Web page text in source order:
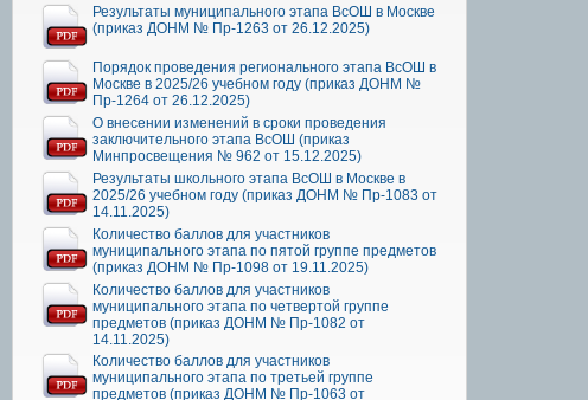
Результаты муниципального этапа ВсОШ в Москве
(приказ ДОНМ № Пр-1263 от 26.12.2025)
Порядок проведения регионального этапа ВсОШ в
Москве в 2025/26 учебном году (приказ ДОНМ №
Пр-1264 от 26.12.2025)
О внесении изменений в сроки проведения
заключительного этапа ВсОШ (приказ
Минпросвещения № 962 от 15.12.2025)
Результаты школьного этапа ВсОШ в Москве в
2025/26 учебном году (приказ ДОНМ № Пр-1083 от
14.11.2025)
Количество баллов для участников
муниципального этапа по пятой группе предметов
(приказ ДОНМ № Пр-1098 от 19.11.2025)
Количество баллов для участников
муниципального этапа по четвертой группе
предметов (приказ ДОНМ № Пр-1082 от
14.11.2025)
Количество баллов для участников
муниципального этапа по третьей группе
предметов (приказ ДОНМ № Пр-1063 от